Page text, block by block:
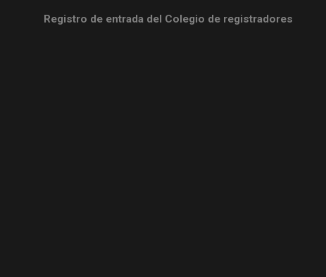
Registro de entrada del Colegio de registradores